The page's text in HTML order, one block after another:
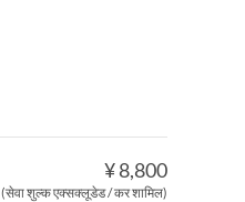
¥ 8,800
(सेवा शुल्क एक्सक्लूडेड / कर शामिल)